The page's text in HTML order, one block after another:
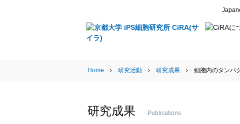
Home › 研究活動› 研究成果› 細胞内のタンパク
研究成果 Publications